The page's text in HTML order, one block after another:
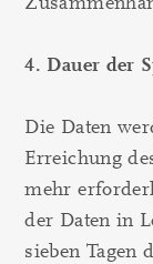
4. Dauer der
Die Daten
Erreichung
mehr
der Daten in
sieben Tagen